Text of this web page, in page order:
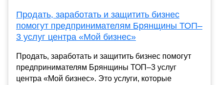
Продать, заработать и защитить бизнес
помогут предпринимателям Брянщины ТОП–
3 услуг центра «Мой бизнес»
Продать, заработать и защитить бизнес помогут
предпринимателям Брянщины ТОП–3 услуг
центра «Мой бизнес». Это услуги, которые